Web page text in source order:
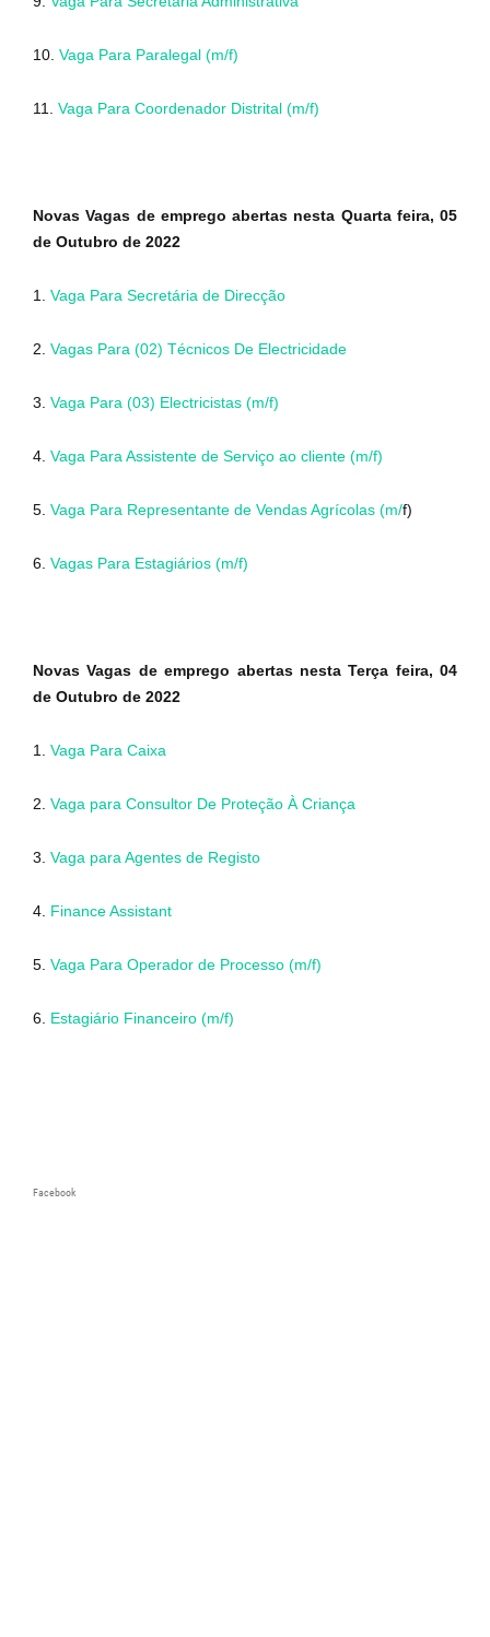
10. Vaga Para Paralegal (m/f)
11. Vaga Para Coordenador Distrital (m/f)
Novas Vagas de emprego abertas nesta Quarta feira, 05
de Outubro de 2022
1. Vaga Para Secretária de Direcção
2. Vagas Para (02) Técnicos De Electricidade
3. Vaga Para (03) Electricistas (m/f)
4. Vaga Para Assistente de Serviço ao cliente (m/f)
5. Vaga Para Representante de Vendas Agrícolas (m/f)
6. Vagas Para Estagiários (m/f)
Novas Vagas de emprego abertas nesta Terça feira, 04
de Outubro de 2022
1. Vaga Para Caixa
2. Vaga para Consultor De Proteção À Criança
3. Vaga para Agentes de Registo
4. Finance Assistant
5. Vaga Para Operador de Processo (m/f)
6. Estagiário Financeiro (m/f)
Facebook